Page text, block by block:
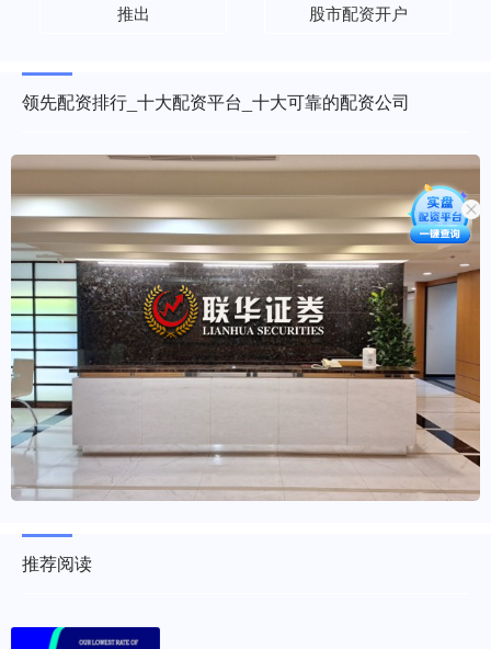
推出 股市配资开户
领先配资排行_十大配资平台_十大可靠的配资公司
推荐阅读